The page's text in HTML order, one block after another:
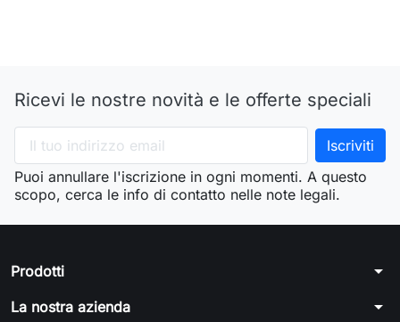
Ricevi le nostre novità e le offerte speciali
Puoi annullare l'iscrizione in ogni momenti. A questo
scopo, cerca le info di contatto nelle note legali.
Prodotti arrow_drop_down
La nostra azienda arrow_drop_down